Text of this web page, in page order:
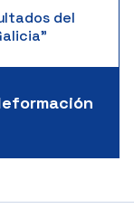
del